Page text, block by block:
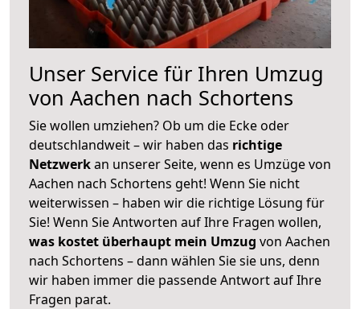
Unser Service für Ihren Umzug
von Aachen nach Schortens
Sie wollen umziehen? Ob um die Ecke oder
deutschlandweit – wir haben das richtige
Netzwerkan unserer Seite, wenn es Umzüge von
Aachen nach Schortens geht! Wenn Sie nicht
weiterwissen – haben wir die richtige Lösung für
Sie! Wenn Sie Antworten auf Ihre Fragen wollen,
was kostet überhaupt mein Umzug von Aachen
nach Schortens – dann wählen Sie sie uns, denn
wir haben immer die passende Antwort auf Ihre
Fragen parat.